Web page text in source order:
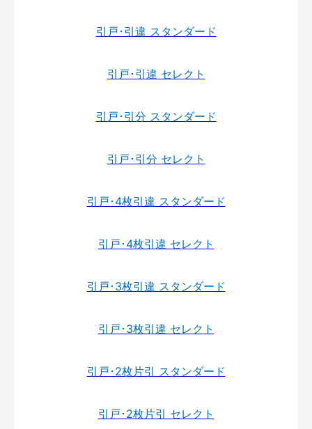
引戸･引違 スタンダード
引戸･引違 セレクト
引戸･引分 スタンダード
引戸･引分 セレクト
引戸･4枚引違 スタンダード
引戸･4枚引違 セレクト
引戸･3枚引違 スタンダード
引戸･3枚引違 セレクト
引戸･2枚片引 スタンダード
引戸･2枚片引 セレクト